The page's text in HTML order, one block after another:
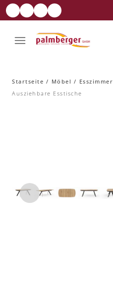
Startseite Möbel Esszimmer
Ausziehbare Esstische